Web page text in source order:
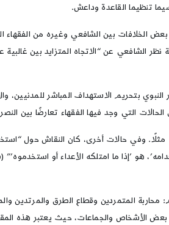
تنظيما القاعدة وداعش.
الشافعي عن “الاتجاه المتزايد بين غالبية
النبوي بتحريم الاستهداف المباشر
التي وجد فيها الفقهاء تعارضًا بين
وفي حالات أخرى، كان النقاش حول
محاربة المتمردين وقطاع الطرق
الأشخاص والجماعات، حيث يعتبر هذه